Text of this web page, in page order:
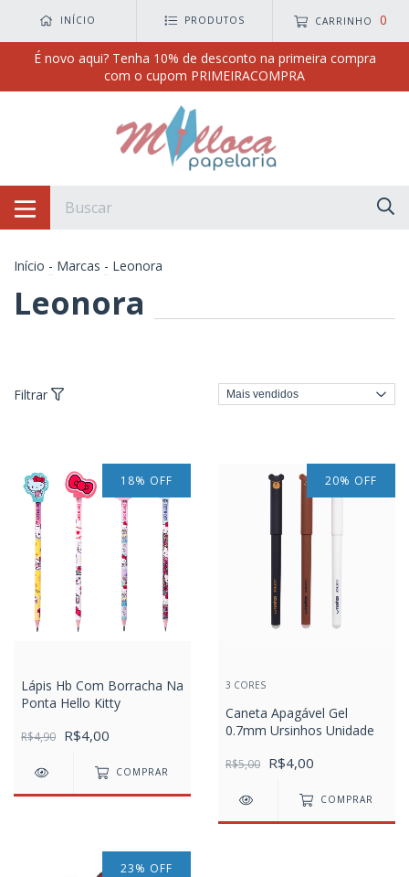
INÍCIO PRODUTOS CARRINHO 0
É novo aqui? Tenha 10% de desconto na primeira compra
com o cupom PRIMEIRACOMPRA
Início - Marcas - Leonora
Leonora
Filtrar
18% OFF
Lápis Hb Com Borracha Na
Ponta Hello Kitty
R$4,90 R$4,00
COMPRAR
20% OFF
3 CORES
Caneta Apagável Gel
0.7mm Ursinhos Unidade
R$5,00 R$4,00
COMPRAR
23% OFF